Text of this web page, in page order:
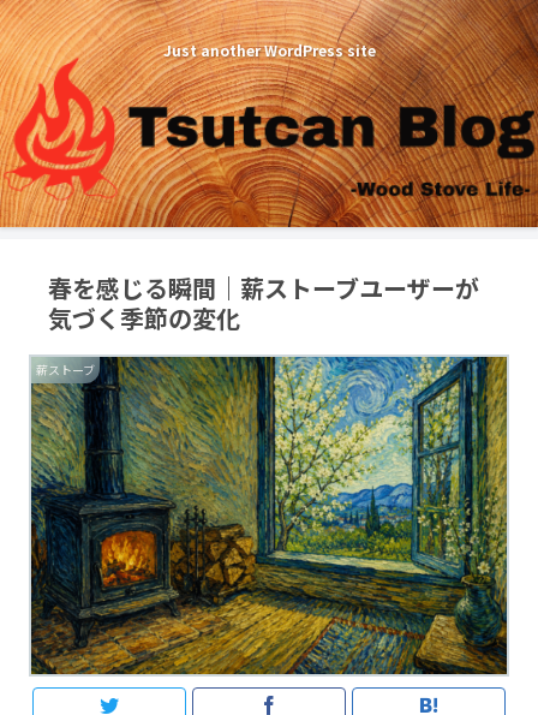
Just another WordPress site
春を感じる瞬間｜薪ストーブユーザーが
気づく季節の変化
薪ストーブ